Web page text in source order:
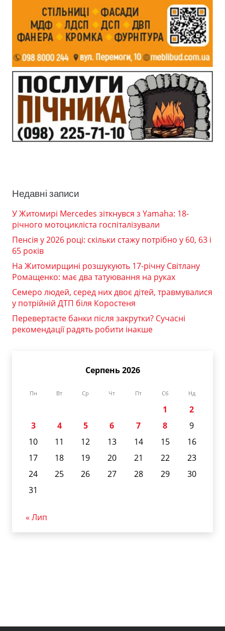
Недавні записи
У Житомирі Mercedes зіткнувся з Yamaha: 18-
річного мотоцикліста госпіталізували
Пенсія у 2026 році: скільки стажу потрібно у 60, 63 і
65 років
На Житомирщині розшукують 17-річну Світлану
Ромащенко: має два татуювання на руках
Семеро людей, серед них двоє дітей, травмувалися
у потрійній ДТП біля Коростеня
Перевертаєте банки після закрутки? Сучасні
рекомендації радять робити інакше
Серпень 2026
Пн Вт Ср Чт Пт Сб Нд
1
2
3
4 5 6 7 8
9
10
11 12 13 14 15
16
17
18 19 20 21 22
23
24
25 26 27 28 29
30
31
« Лип